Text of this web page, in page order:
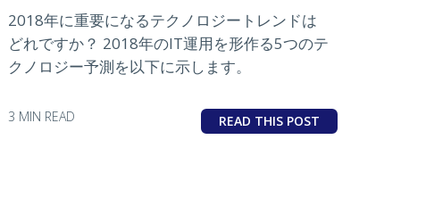
2018年に重要になるテクノロジートレンドは
どれですか？ 2018年のIT運用を形作る5つのテ
クノロジー予測を以下に示します。
3 MIN READ READ THIS POST